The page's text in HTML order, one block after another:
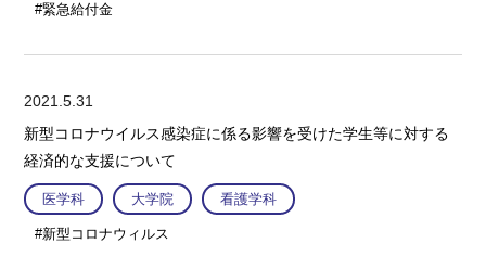
#緊急給付金
2021.5.31
新型コロナウイルス感染症に係る影響を受けた学生等に対する
経済的な支援について
医学科 大学院 看護学科
#新型コロナウィルス